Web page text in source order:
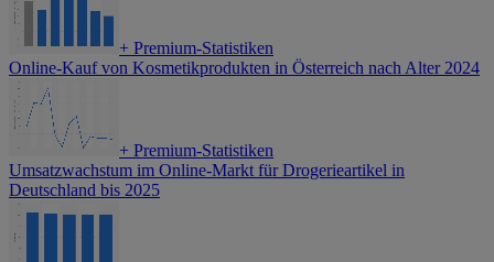
+ Premium-Statistiken
Online-Kauf von Kosmetikprodukten in Österreich nach Alter 2024
+ Premium-Statistiken
Umsatzwachstum im Online-Markt für Drogerieartikel in
Deutschland bis 2025